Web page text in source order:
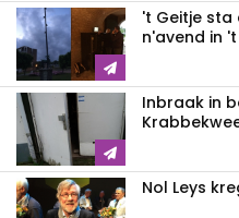
't Geitje sta
n'avend in
Inbraak in
Nol Leys